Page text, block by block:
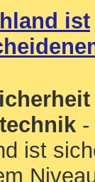
ist
-
ist